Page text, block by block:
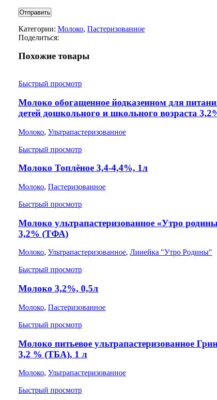
Категории: Молоко, Пастеризованное
Поделиться:
Похожие товары
Быстрый просмотр
Молоко обогащенное йодказеином для
детей дошкольного и школьного возраста
Молоко, Ультрапастеризованное
Быстрый просмотр
Молоко Топлёное 3,4-4,4%, 1л
Молоко, Пастеризованное
Быстрый просмотр
Молоко ультрапастеризованное «Утро
3,2% (ТФА)
Молоко, Ультрапастеризованное, Линейка "Утро Родины"
Быстрый просмотр
Молоко 3,2%, 0,5л
Молоко, Пастеризованное
Быстрый просмотр
Молоко питьевое ультрапастеризованное
3,2 % (ТБА), 1 л
Молоко, Ультрапастеризованное
Быстрый просмотр